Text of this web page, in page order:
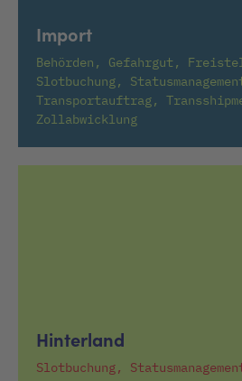
Import
Behörden, Gefahrgut,
Slotbuchung,
Transportauftrag,
Zollabwicklung
Hinterland
Slotbuchung,